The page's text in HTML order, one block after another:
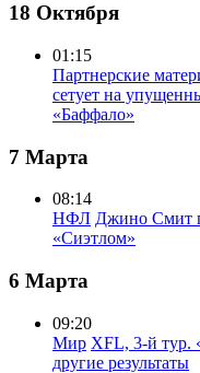
18 Октября
01:15
Партнерские
сетует на
«Баффало»
7 Марта
08:14
НФЛ Джино Смит
«Сиэтлом»
6 Марта
09:20
Мир XFL, 3-й тур.
другие результаты